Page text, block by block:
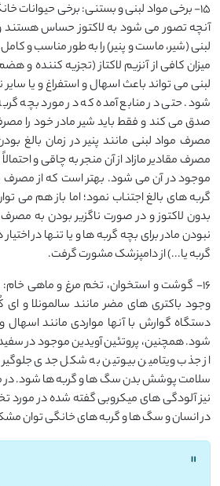
15- برخی مواد لبنی و بستنی: برخی حیوانات
آنچه تصور می شود به لاکتوز حساس
لبنی (شیر، ماست و پنیر) را به طور مناسب و
میزان کافی از آنزیم لاکتاز (تجزیه کننده و
لبنی می تواند باعث اسهال و استفراغ و یا
شود. حتی در منابع آمده که در مورد بچه
صدق می کند و فقط باید شیر مادر خود را
مصرف مواد لبنی مانند پنیر در زمان بالغ
مصرف مقادیر مازاد از آن منجر به چاقی و
موجود در آن می شود. بهتر است که از مصرف
گربه های بالغ اجتناب نمود؛ اما باز هم می
بدون لاکتوز و در صورت ناگزیر بودن به
نبودن مادر برای بچه گربه ها و یا تنها در
گربه یا...) از دامپزشک مشورت گرفت.
16- گوشت و استخوان، تخم مرغ و ماهی
وجود باکتری های مضر مانند سالمونلا و
دستگاه گوارش با آنها مواردی مانند
شود. همچنین، پروتئین آویدین موجود در
از جذب ویتامین بیوتین به شکل جدی
سلامت پوشش بدن سگ ها و گربه ها شود. در
نیز آلودگی های میکروبی گفته شده در
در انسان و سگ ها و گربه های خانگی توان
"